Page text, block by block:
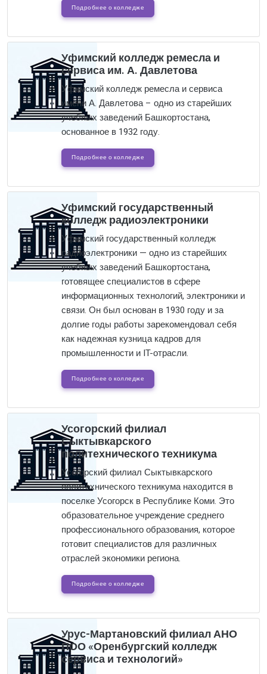
Подробнее о колледже
Уфимский колледж ремесла и
сервиса им. А. Давлетова
Уфимский колледж ремесла и сервиса
имени А. Давлетова – одно из старейших
учебных заведений Башкортостана,
основанное в 1932 году.
Подробнее о колледже
Уфимский государственный
колледж радиоэлектроники
Уфимский государственный колледж
радиоэлектроники — одно из старейших
учебных заведений Башкортостана,
готовящее специалистов в сфере
информационных технологий, электроники и
связи. Он был основан в 1930 году и за
долгие годы работы зарекомендовал себя
как надежная кузница кадров для
промышленности и IT-отрасли.
Подробнее о колледже
Усогорский филиал
Сыктывкарского
политехнического техникума
Усогорский филиал Сыктывкарского
политехнического техникума находится в
поселке Усогорск в Республике Коми. Это
образовательное учреждение среднего
профессионального образования, которое
готовит специалистов для различных
отраслей экономики региона.
Подробнее о колледже
Урус-Мартановский филиал АНО
ПОО «Оренбургский колледж
сервиса и технологий»